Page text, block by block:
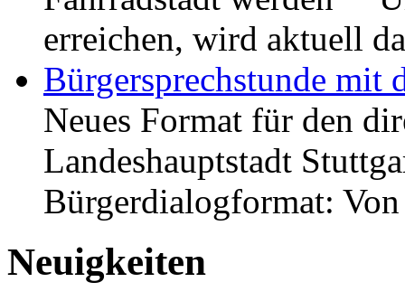
erreichen, wird aktuell
Bürgersprechstunde mit
Neues Format für den
Landeshauptstadt
Bürgerdialogformat:
Neuigkeiten